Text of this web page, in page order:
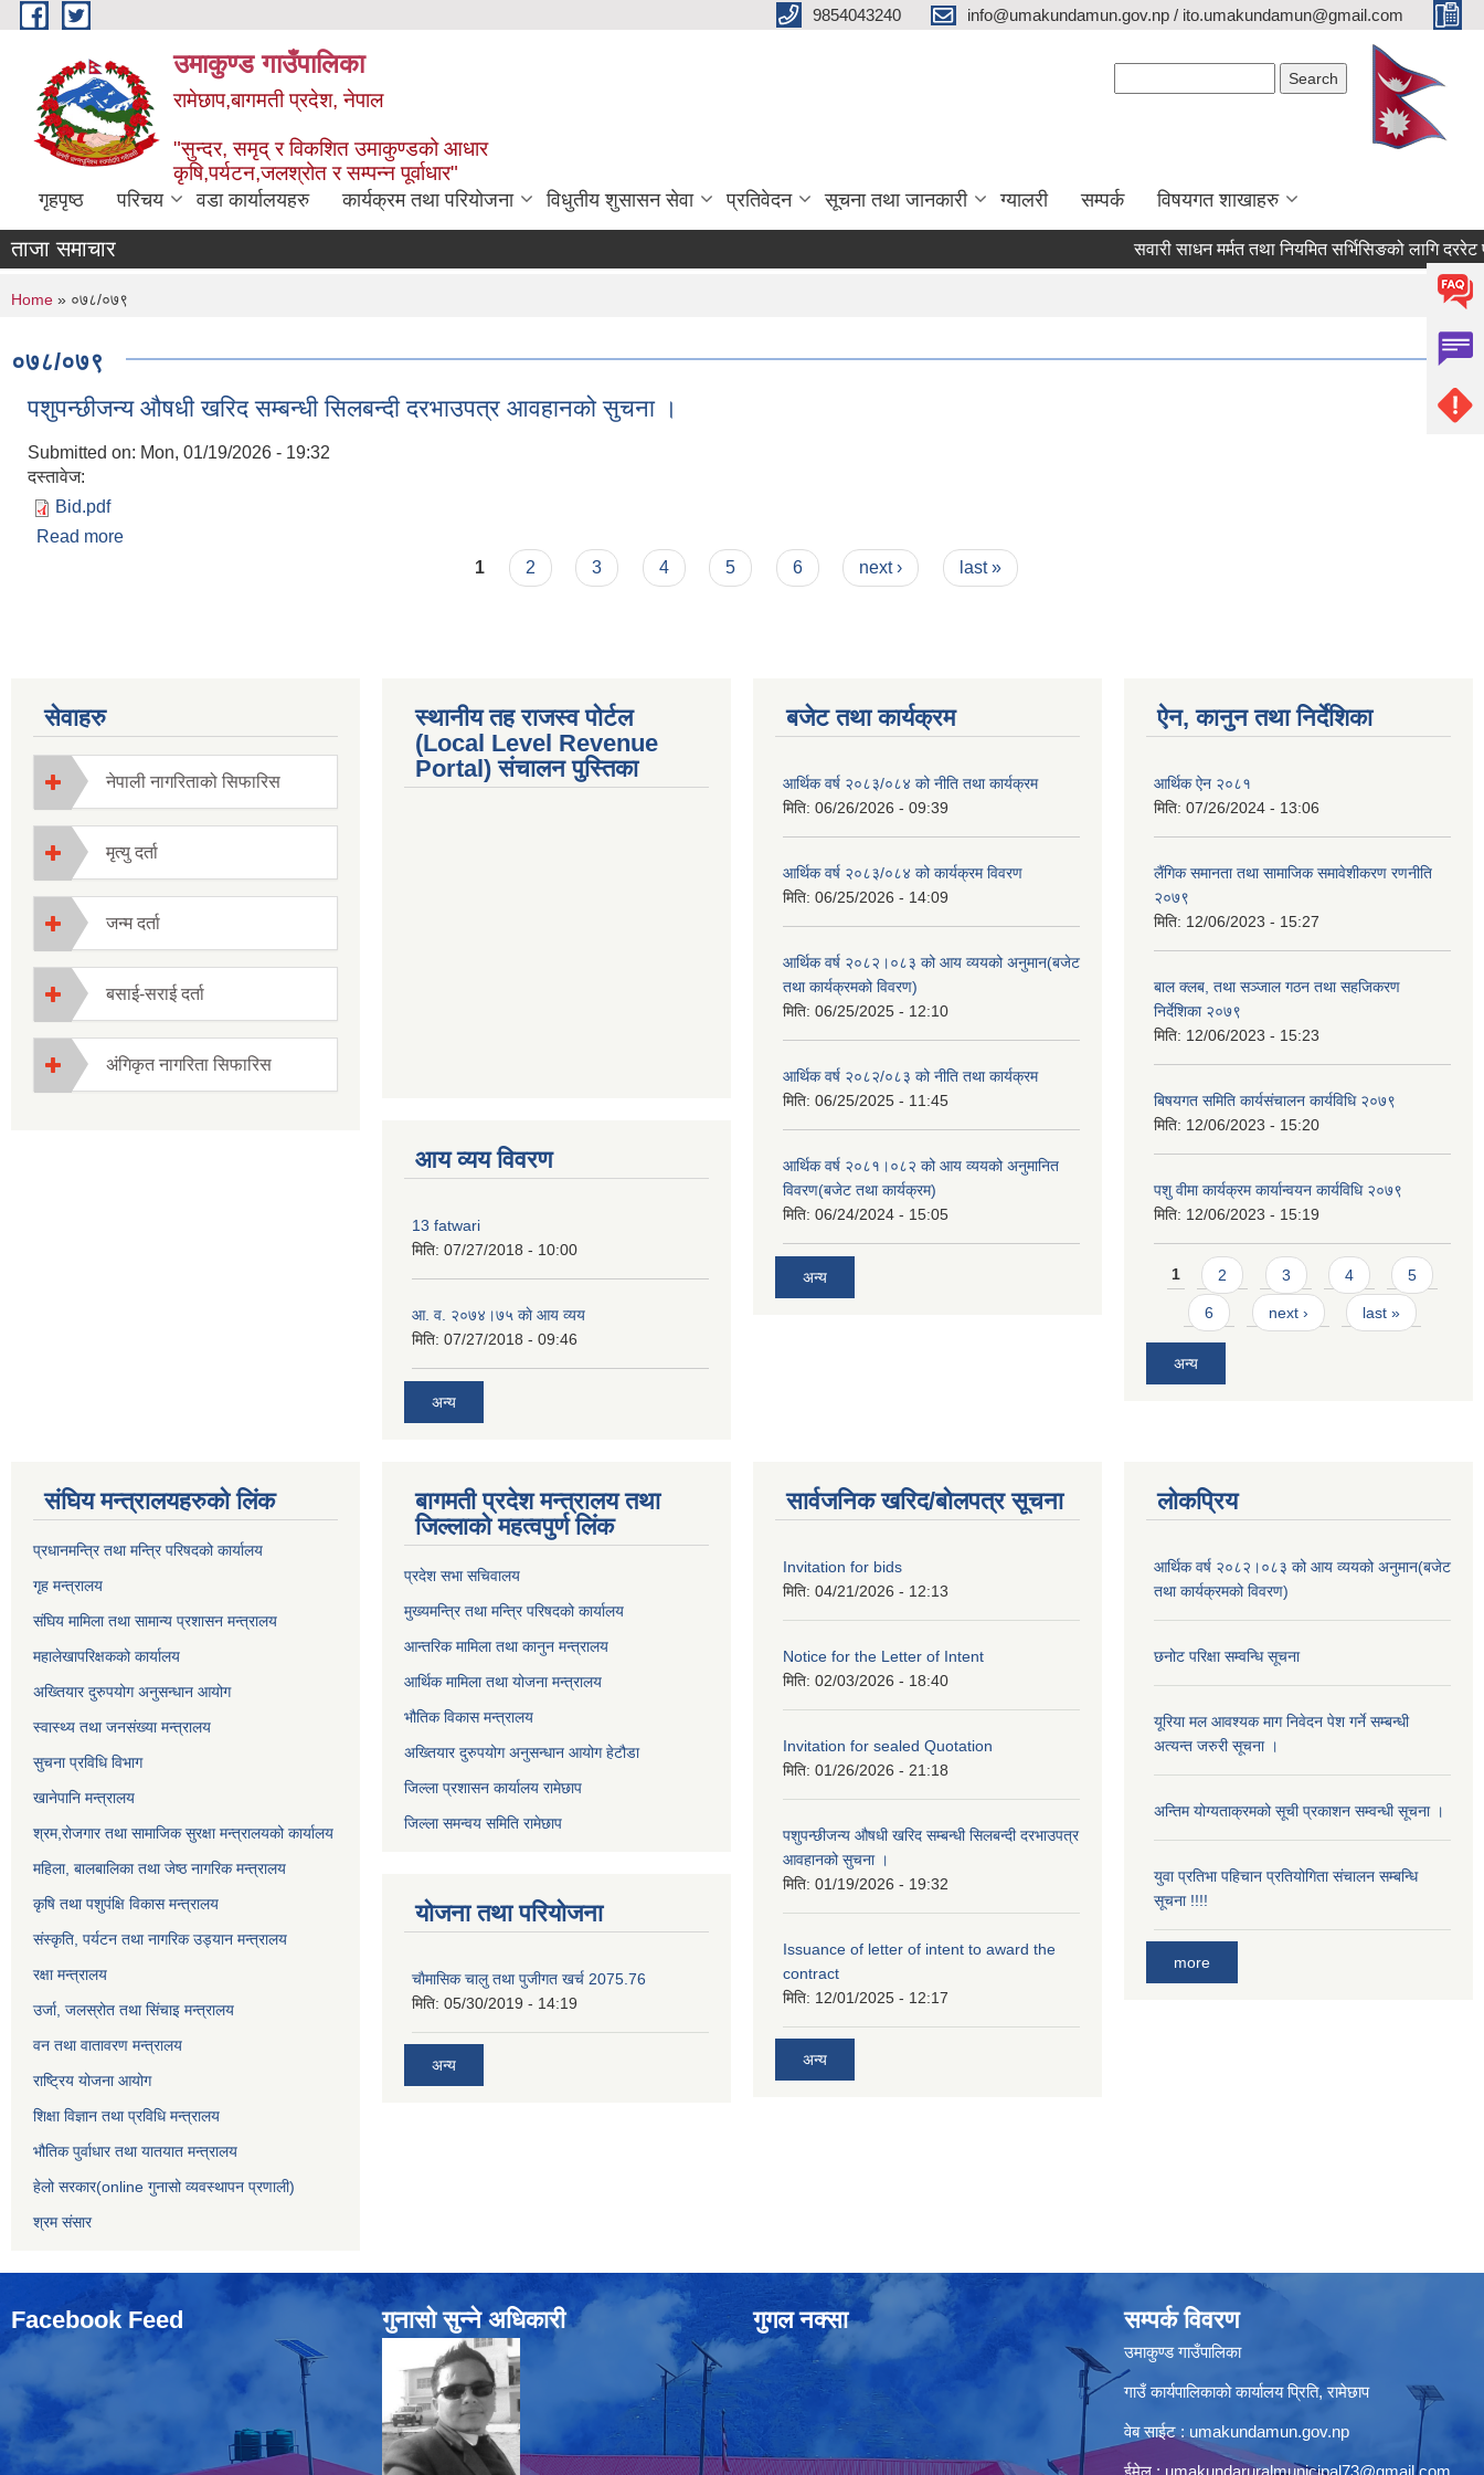
Skip to main content 9854043240 info@umakundamun.gov.np / ito.umakundamun@gmail.com
उमाकुण्ड गाउँपालिका
रामेछाप,बागमती प्रदेश, नेपाल
"सुन्दर, समृद् र विकशित उमाकुण्डको आधार
कृषि,पर्यटन,जलश्रोत र सम्पन्न पूर्वाधार"
गृहपृष्ठ परिचय वडा कार्यालयहरु कार्यक्रम तथा परियोजना विधुतीय शुसासन सेवा प्रतिवेदन सूचना तथा जानकारी ग्यालरी सम्पर्क विषयगत शाखाहरु
ताजा समाचार सवारी साधन मर्मत तथा नियमित सर्भिसिङको लागि दररेट पेश
You are here
Home » ०७८/०७९
०७८/०७९
पशुपन्छीजन्य औषधी खरिद सम्बन्धी सिलबन्दी दरभाउपत्र आवहानको सुचना ।
Submitted on: Mon, 01/19/2026 - 19:32
दस्तावेज:
Bid.pdf
Read more
1 2 3 4 5 6 next › last »
सेवाहरु
नेपाली नागरिताको सिफारिस
मृत्यु दर्ता
जन्म दर्ता
बसाई-सराई दर्ता
अंगिकृत नागरिता सिफारिस
स्थानीय तह राजस्व पोर्टल
(Local Level Revenue
Portal) संचालन पुस्तिका
आय व्यय विवरण
13 fatwari
मिति: 07/27/2018 - 10:00
आ‍. व. २०७४।७५ काे आय व्यय
मिति: 07/27/2018 - 09:46
अन्य
बजेट तथा कार्यक्रम
आर्थिक वर्ष २०८३/०८४ को नीति तथा कार्यक्रम
मिति: 06/26/2026 - 09:39
आर्थिक वर्ष २०८३/०८४ को कार्यक्रम विवरण
मिति: 06/25/2026 - 14:09
आर्थिक वर्ष २०८२।०८३ को आय व्ययको अनुमान(बजेट
तथा कार्यक्रमको विवरण)
मिति: 06/25/2025 - 12:10
आर्थिक वर्ष २०८२/०८३ को नीति तथा कार्यक्रम
मिति: 06/25/2025 - 11:45
आर्थिक वर्ष २०८१।०८२ को आय व्ययको अनुमानित
विवरण(बजेट तथा कार्यक्रम)
मिति: 06/24/2024 - 15:05
अन्य
ऐन, कानुन तथा निर्देशिका
आर्थिक ऐन २०८१
मिति: 07/26/2024 - 13:06
लैंगिक समानता तथा सामाजिक समावेशीकरण रणनीति
२०७९
मिति: 12/06/2023 - 15:27
बाल क्लब, तथा सञ्जाल गठन तथा सहजिकरण
निर्देशिका २०७९
मिति: 12/06/2023 - 15:23
बिषयगत समिति कार्यसंचालन कार्यविधि २०७९
मिति: 12/06/2023 - 15:20
पशु वीमा कार्यक्रम कार्यान्वयन कार्यविधि २०७९
मिति: 12/06/2023 - 15:19
Pages
1 2 3 4 5
6 next › last »
अन्य
संघिय मन्त्र‍ालयहरुको लिंक
प्रधानमन्त्रि तथा मन्त्रि परिषदको कार्यालय
गृह मन्त्रालय
संघिय मामिला तथा सामान्य प्रशासन मन्त्रालय
महालेखापरिक्षकको कार्यालय
अख्तियार दुरुपयोग अनुसन्धान आयोग
स्वास्थ्य तथा जनसंख्या मन्त्रालय
सुचना प्रविधि विभाग
खानेपानि मन्त्रालय
श्रम,रोजगार तथा सामाजिक सुरक्षा मन्त्रालयको कार्यालय
महिला, बालबालिका तथा जेष्ठ नागरिक मन्त्रालय
कृषि तथा पशुपंक्षि विकास मन्त्रालय
संस्कृति, पर्यटन तथा नागरिक उड्‍यान मन्त्रालय
रक्षा मन्त्रालय
उर्जा, जलस्रोत तथा सिंचाइ मन्त्रालय
वन तथा वातावरण मन्त्रालय
राष्ट्रिय योजना आयोग
शिक्षा विज्ञान तथा प्रविधि मन्त्रालय
भौतिक पुर्वाधार तथा यातयात मन्त्रालय
हेलो सरकार(online गुनासो व्यवस्थापन प्रणाली)
श्रम संसार
बागमती प्रदेश मन्त्रालय तथा
जिल्लाको महत्वपुर्ण लिंक
प्रदेश सभा सचिवालय
मुख्यमन्त्रि तथा मन्त्रि परिषदको कार्यालय
आन्तरिक मामिला तथा कानुन मन्त्रालय
आर्थिक मामिला तथा योजना मन्त्रालय
भौतिक विकास मन्त्रालय
अख्तियार दुरुपयोग अनुसन्धान आयोग हेटौडा
जिल्ला प्रशासन कार्यालय रामेछाप
जिल्ला समन्वय समिति रामेछाप
योजना तथा परियोजना
चाैमासिक चालु तथा पुजीगत खर्च 2075.76
मिति: 05/30/2019 - 14:19
अन्य
सार्वजनिक खरिद/बोलपत्र सूचना
Invitation for bids
मिति: 04/21/2026 - 12:13
Notice for the Letter of Intent
मिति: 02/03/2026 - 18:40
Invitation for sealed Quotation
मिति: 01/26/2026 - 21:18
पशुपन्छीजन्य औषधी खरिद सम्बन्धी सिलबन्दी दरभाउपत्र
आवहानको सुचना ।
मिति: 01/19/2026 - 19:32
Issuance of letter of intent to award the
contract
मिति: 12/01/2025 - 12:17
अन्य
लोकप्रिय
आर्थिक वर्ष २०८२।०८३ को आय व्ययको अनुमान(बजेट
तथा कार्यक्रमको विवरण)
छनोट परिक्षा सम्वन्धि सूचना
यूरिया मल आवश्यक माग निवेदन पेश गर्ने सम्बन्धी
अत्यन्त जरुरी सूचना ।
अन्तिम योग्यताक्रमको सूची प्रकाशन सम्वन्धी सूचना ।
युवा प्रतिभा पहिचान प्रतियोगिता संचालन सम्बन्धि
सूचना !!!!
more
Facebook Feed गुनासो सुन्‍ने अधिकारी गुगल नक्सा सम्पर्क विवरण
उमाकुण्ड गाउँपालिका
गाउँ कार्यपालिकाको कार्यालय प्रिति, रामेछाप
वेब साईट : umakundamun.gov.np
ईमेल : umakundaruralmunicipal73@gmail.com